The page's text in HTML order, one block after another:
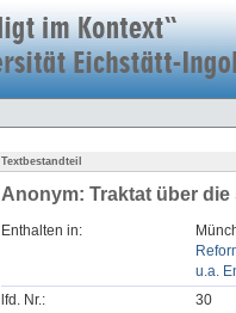
Textbestandteil
Anonym: Traktat über
Enthalten in:
u.a.
lfd. Nr.:
30